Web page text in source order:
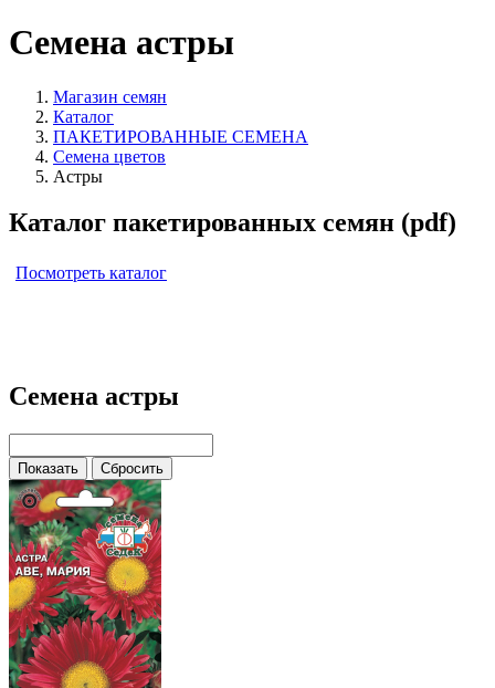
Семена астры
Магазин семян
Каталог
ПАКЕТИРОВАННЫЕ СЕМЕНА
Семена цветов
Астры
Каталог пакетированных семян (pdf)
Посмотреть каталог
Семена астры